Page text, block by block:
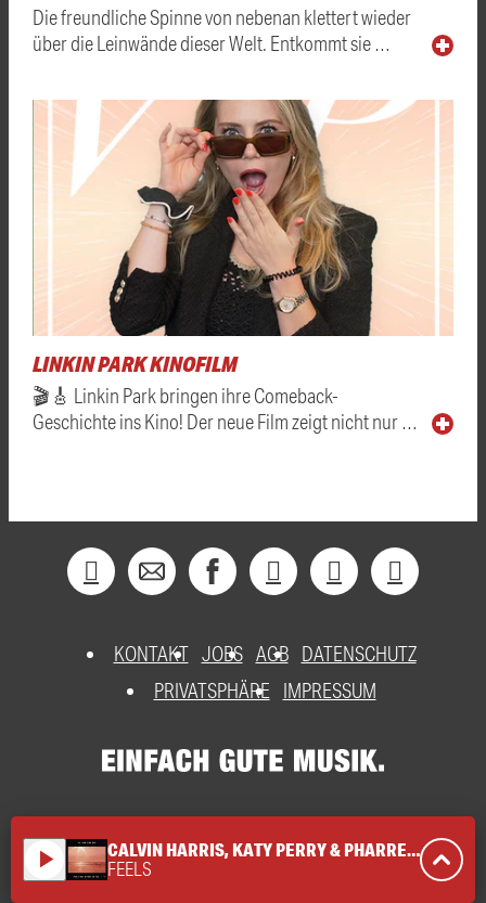
Die freundliche Spinne von nebenan klettert wieder
über die Leinwände dieser Welt. Entkommt sie …
LINKIN PARK KINOFILM
🎬🎸 Linkin Park bringen ihre Comeback-
Geschichte ins Kino! Der neue Film zeigt nicht nur …
KONTAKT JOBS AGB DATENSCHUTZ
PRIVATSPHÄRE
IMPRESSUM
play_arrow CALVIN HARRIS, KATY PERRY & PHARRELL WILLIAMS
FEELS